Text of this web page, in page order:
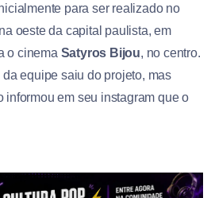
para ser realizado no
oeste da capital paulista, em
o cinema Satyros Bijou, no centro.
equipe saiu do projeto, mas
informou em seu instagram que o